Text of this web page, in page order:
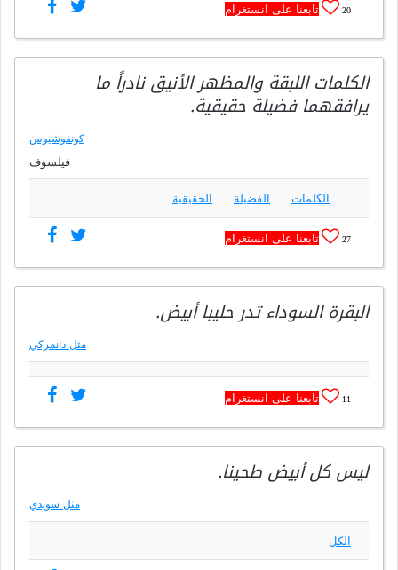
20 تابعنا على انستغرام
الكلمات اللبقة والمظهر الأنيق نادراً ما
يرافقهما فضيلة حقيقية.
كونفوشيوس
فيلسوف
الكلمات الفضيلة الحقيقية
27 تابعنا على انستغرام
البقرة السوداء تدر حليبا أبيض.
مثل دانمركي
11 تابعنا على انستغرام
ليس كل أبيض طحينا.
مثل سويدي
الكل